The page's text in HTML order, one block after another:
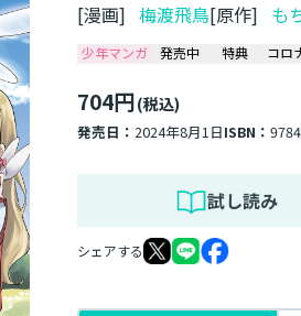
[漫画]梅渡飛鳥[原作] も
少年マンガ 発売中 特典 コロ
704円(税込)
発売日：2024年8月1日ISBN：
試し読み
シェアする